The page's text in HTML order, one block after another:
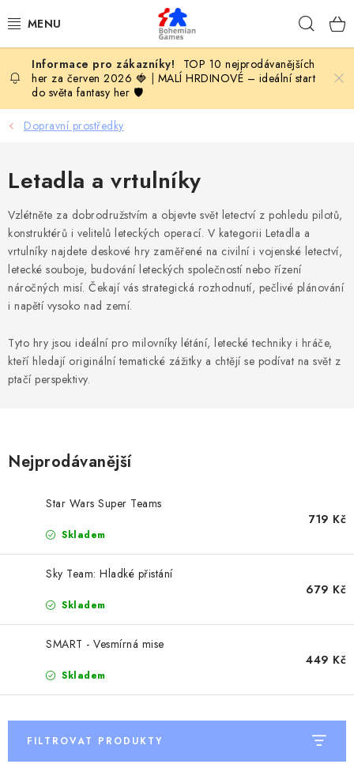
na
KOMPLETNÍ NABÍDKA HER
PODLE VĚKU
BLOG
VYDAVATELSTVÍ DESKOVÝCH HER
OLOHRANÍ
B2B SEKCE
DESKOHERNÍ KLUBY, DDM, KNIHOVNY A JINÉ
ZÁJMOVÉ ORGANIZACE
Obchodní podmínky
Podmínky ochrany osobních údajů
Deskoherní kluby, DDM, knihovny a jiné zájmové organizace
Bohemian Games ve světle reflektorů
Provizní systém
TOP 10 nejprodávanějších
her za červen 2026 🍓
MALÍ HRDINOVÉ – ideální start
do světa fantasy her 🛡️
Dopravní prostředky
Letadla a vrtulníky
Vzlétněte za dobrodružstvím a objevte svět letectví z pohledu pilotů,
konstruktérů i velitelů leteckých operací. V kategorii Letadla a
vrtulníky najdete deskové hry zaměřené na civilní i vojenské letectví,
letecké souboje, budování leteckých společností nebo řízení
náročných misí. Čekají vás strategická rozhodnutí, pečlivé plánování
i napětí vysoko nad zemí.
Tyto hry jsou ideální pro milovníky létání, letecké techniky i hráče,
kteří hledají originální tematické zážitky a chtějí se podívat na svět z
ptačí perspektivy.
Nejprodávanější
Star Wars Super Teams
Skladem
719 Kč
Sky Team: Hladké přistání
Skladem
679 Kč
SMART - Vesmírná mise
Skladem
449 Kč
FILTROVAT PRODUKTY